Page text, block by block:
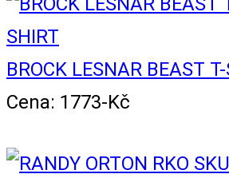
BROCK LESNAR BEAST
Cena: 1773-Kč